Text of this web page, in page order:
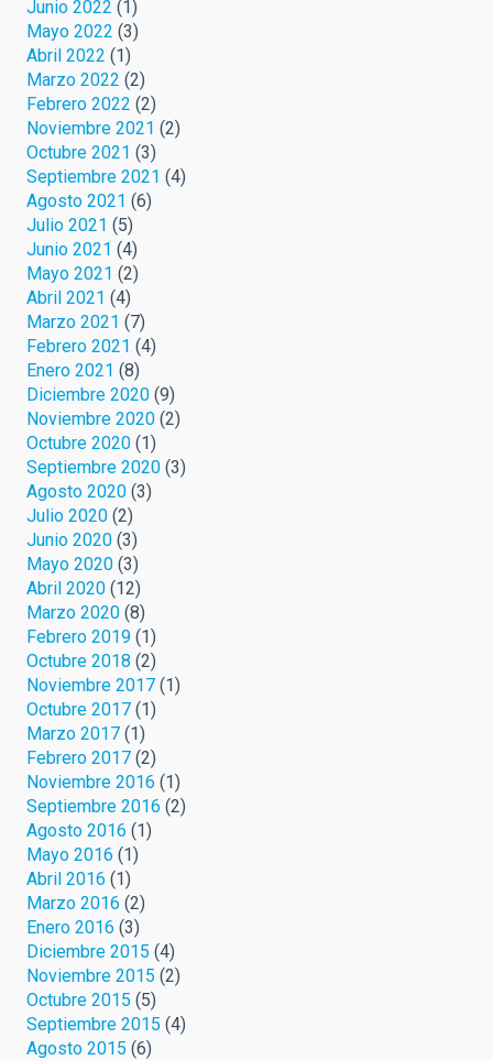
Junio 2022 (1)
Mayo 2022 (3)
Abril 2022 (1)
Marzo 2022 (2)
Febrero 2022 (2)
Noviembre 2021 (2)
Octubre 2021 (3)
Septiembre 2021 (4)
Agosto 2021 (6)
Julio 2021 (5)
Junio 2021 (4)
Mayo 2021 (2)
Abril 2021 (4)
Marzo 2021 (7)
Febrero 2021 (4)
Enero 2021 (8)
Diciembre 2020 (9)
Noviembre 2020 (2)
Octubre 2020 (1)
Septiembre 2020 (3)
Agosto 2020 (3)
Julio 2020 (2)
Junio 2020 (3)
Mayo 2020 (3)
Abril 2020 (12)
Marzo 2020 (8)
Febrero 2019 (1)
Octubre 2018 (2)
Noviembre 2017 (1)
Octubre 2017 (1)
Marzo 2017 (1)
Febrero 2017 (2)
Noviembre 2016 (1)
Septiembre 2016 (2)
Agosto 2016 (1)
Mayo 2016 (1)
Abril 2016 (1)
Marzo 2016 (2)
Enero 2016 (3)
Diciembre 2015 (4)
Noviembre 2015 (2)
Octubre 2015 (5)
Septiembre 2015 (4)
Agosto 2015 (6)